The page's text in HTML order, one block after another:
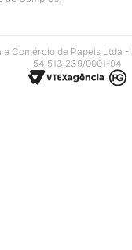
e Comércio de Papeis Ltda -
54.513.239/0001-94